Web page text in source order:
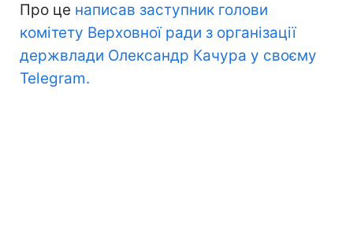
Про це написав заступник голови
комітету Верховної ради з організації
держвлади Олександр Качура у своєму
Telegram.